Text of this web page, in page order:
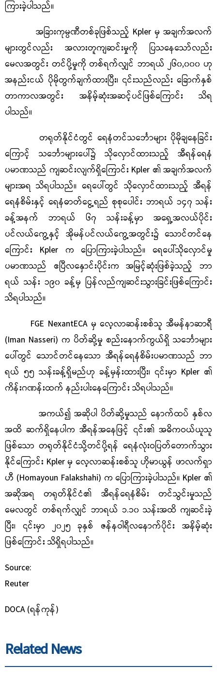
ကြားခဲ့ပါသည်။
အခြားကုမ္ပဏီတစ်ခုဖြစ်သည့် Kpler မှ အချက်အလက်
များတွင်လည်း အလားတူကျဆင်းမှုကို ပြသနေသော်လည်း
မေလအတွင်း တင်ပို့မှုကို တစ်ရက်လျှင် ဘာရယ် ၂၆၀,၀၀၀ ဟု
အနည်းငယ် ပိုမိုတွက်ချက်ထားပြီး၊ ၎င်းသည်လည်း ခြောက်နှစ်
တာကာလအတွင်း အနိမ့်ဆုံးအဆင့်ပင်ဖြစ်ကြောင်း သိရ
ပါသည်။
တရုတ်နိုင်ငံတွင် ရေနံတင်သင်္ဘောများ ပိုမိုချနေခြင်း
ကြောင့် သင်္ဘောများပေါ်၌ သိုလှောင်ထားသည့် အီရန်ရေနံ
ပမာဏသည် ကျဆင်းလျက်ရှိကြောင်း Kpler ၏ အချက်အလက်
များအရ သိရပါသည်။ ရေပေါ်တွင် သိုလှောင်ထားသည့် အီရန်
ရေနံစိမ်းနှင့် ရေနံဓာတ်ငွေ့ရည် စုစုပေါင်း ဘာရယ် ၁၄၇ သန်း
ခန့်အနက် ဘာရယ် ၆၇ သန်းခန့်မှာ အရှေ့အလယ်ပိုင်း
ပင်လယ်ကွေ့နှင့် အိုမန်ပင်လယ်ကွေ့အတွင်း၌ သောင်တင်နေ
ကြောင်း Kpler က ပြောကြားခဲ့ပါသည်။ ရေပေါ်သိုလှောင်မှု
ပမာဏသည် ဧပြီလနှောင်းပိုင်းက အမြင့်ဆုံးဖြစ်ခဲ့သည့် ဘာ
ရယ် သန်း ၁၉၀ ခန့်မှ ပြန်လည်ကျဆင်းသွားခြင်းဖြစ်ကြောင်း
သိရပါသည်။
FGE NexantECA မှ လေ့လာဆန်းစစ်သူ အီမန်နာဆာရီ
(Iman Nasseri) က ပိတ်ဆို့မှု စည်းနောက်ကွယ်ရှိ သင်္ဘောများ
ပေါ်တွင် သောင်တင်နေသော အီရန်ရေနံစိမ်းပမာဏသည် ဘာ
ရယ် ၅၅ သန်းခန့်ရှိမည်ဟု ခန့်မှန်းထားပြီး၊ ၎င်းမှာ Kpler ၏
ကိန်းဂဏန်းထက် နည်းပါးနေကြောင်း သိရပါသည်။
အကယ်၍ အဆိုပါ ပိတ်ဆို့မှုသည် နောက်ထပ် နှစ်လ
အထိ ဆက်ရှိနေပါက အီရန်အနေဖြင့် ၎င်း၏ အဓိကဝယ်ယူသူ
ဖြစ်သော တရုတ်နိုင်ငံသို့တင်ပို့ရန် ရေနံလုံးဝပြတ်တောက်သွား
နိုင်ကြောင်း Kpler မှ လေ့လာဆန်းစစ်သူ ဟိုမာယွန် ဖာလက်ရှာ
ဟီ (Homayoun Falakshahi) က ပြောကြားခဲ့ပါသည်။ Kpler ၏
အဆိုအရ တရုတ်နိုင်ငံ၏ အီရန်ရေနံစိမ်း တင်သွင်းမှုသည်
မေလတွင် တစ်ရက်လျှင် ဘာရယ် ၁.၁၀ သန်းအထိ ကျဆင်းခဲ့
ပြီး၊ ၎င်းမှာ ၂၀၂၅ ခုနှစ် ဇန်နဝါရီလနောက်ပိုင်း အနိမ့်ဆုံး
ဖြစ်ကြောင်း သိရှိရပါသည်။
Source:
Reuter
DOCA (ရန်ကုန်)
Related News